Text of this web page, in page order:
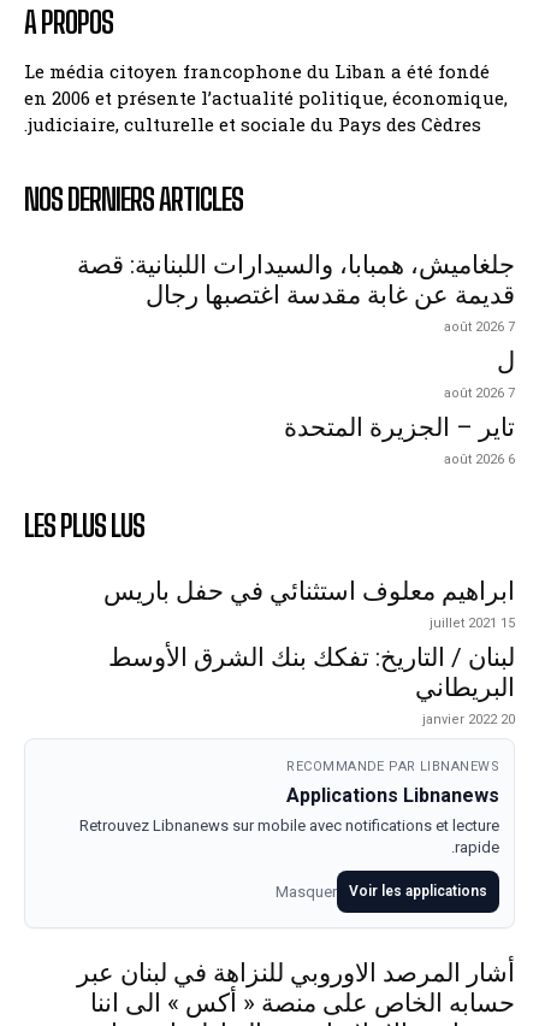
A PROPOS
Le média citoyen francophone du Liban a été fondé
en 2006 et présente l’actualité politique, économique,
judiciaire, culturelle et sociale du Pays des Cèdres.
NOS DERNIERS ARTICLES
جلغاميش، همبابا، والسيدارات اللبنانية: قصة
قديمة عن غابة مقدسة اغتصبها رجال
7 août 2026
ل
7 août 2026
تاير – الجزيرة المتحدة
6 août 2026
LES PLUS LUS
ابراهيم معلوف استثنائي في حفل باريس
15 juillet 2021
لبنان / التاريخ: تفكك بنك الشرق الأوسط
البريطاني
20 janvier 2022
RECOMMANDE PAR LIBNANEWS
Applications Libnanews
Retrouvez Libnanews sur mobile avec notifications et lecture
rapide.
Voir les applications
Masquer
أشار المرصد الاوروبي للنزاهة في لبنان عبر
حسابه الخاص على منصة « أكس » الى اننا